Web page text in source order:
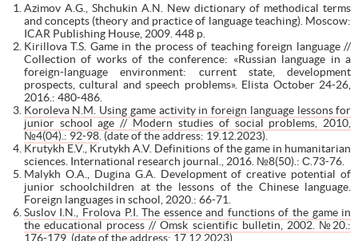
Azimov A.G., Shchukin A.N. New dictionary of methodical terms
and concepts (theory and practice of language teaching). Moscow:
ICAR Publishing House, 2009. 448 p.
Kirillova T.S. Game in the process of teaching foreign language //
Collection of works of the conference: «Russian language in a
foreign-language environment: current state, development
prospects, cultural and speech problems». Elista October 24-26,
2016.: 480-486.
Koroleva N.M. Using game activity in foreign language lessons for
junior school age // Modern studies of social problems, 2010,
№4(04).: 92-98. (date of the address: 19.12.2023).
Krutykh E.V., Krutykh A.V. Definitions of the game in humanitarian
sciences. International research journal., 2016. №8(50).: С.73-76.
Malykh O.A., Dugina G.A. Development of creative potential of
junior schoolchildren at the lessons of the Chinese language.
Foreign languages in school, 2020.: 66-71.
Suslov I.N., Frolova P.I. The essence and functions of the game in
the educational process // Omsk scientific bulletin, 2002. №20.:
176-179. (date of the address: 17.12.2023).